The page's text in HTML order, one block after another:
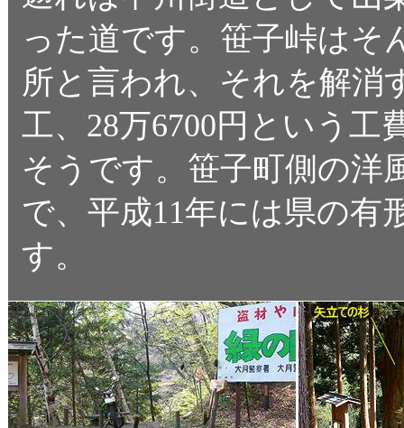
った道です。笹子峠はそ
所と言われ、それを解消
工、28万6700円という工
そうです。笹子町側の洋
で、平成11年には県の有
す。